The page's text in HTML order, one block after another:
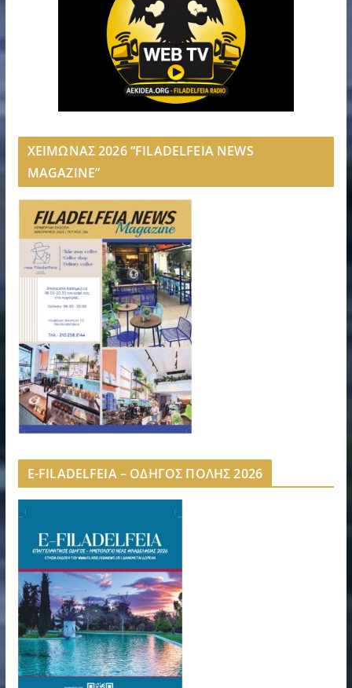
ΧΕΙΜΩΝΑΣ 2026 “FILADELFEIA NEWS
MAGAZINE”
E-FILADELFEIA – ΟΔΗΓΟΣ ΠΟΛΗΣ 2026